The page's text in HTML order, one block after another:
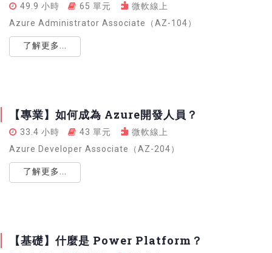
49.9 小時 65 單元
微軟線上
Azure Administrator Associate（AZ-104）
了解更多...
【專業】如何成為 Azure開發人員？
33.4 小時 43 單元
微軟線上
Azure Developer Associate（AZ-204）
了解更多...
【基礎】什麼是 Power Platform？